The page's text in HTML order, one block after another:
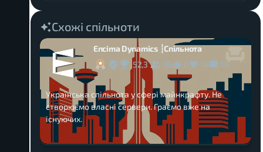
Схожі спільноти
Encima Dynamics ┆Спільнота
52,3
95 0 14 16
Українська спільнота у сфері майнкрафту. Не
створюємо власні сервери. Граємо вже на
існуючих.